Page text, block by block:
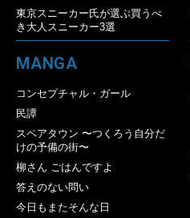
東京スニーカー氏が選ぶ買うべ
き大人スニーカー3選
MANGA
コンセプチャル・ガール
民譚
スペアタウン 〜つくろう自分だ
けの予備の街〜
柳さん ごはんですよ
答えのない問い
今日もまたそんな日